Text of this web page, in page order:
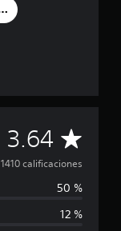
3.64 C
a
l
1410 calificaciones
50 %
12 %